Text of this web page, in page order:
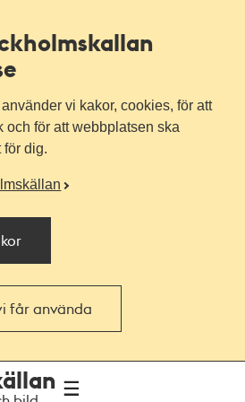
vi kakor, cookies, för att
och för att webbplatsen ska
för dig.
får använda